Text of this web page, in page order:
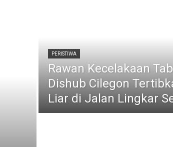
PERISTIWA
Rawan Kecelakaan
Dishub Cilegon
Liar di Jalan Lingkar